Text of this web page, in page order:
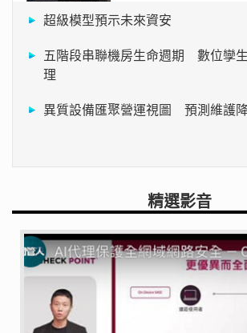
超級模型預示未來資安
五階段串聯機房生命週期 數位孿
理
異質設備匯聚營運視圖 預測維護
精選影音